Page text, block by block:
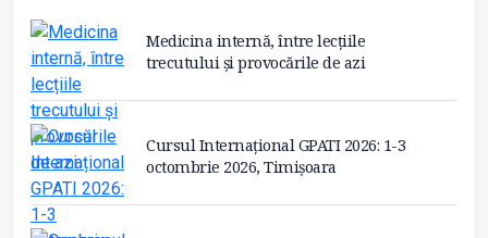
Medicina internă, între lecțiile
trecutului și provocările de azi
Cursul Internațional GPATI 2026: 1-3
octombrie 2026, Timișoara